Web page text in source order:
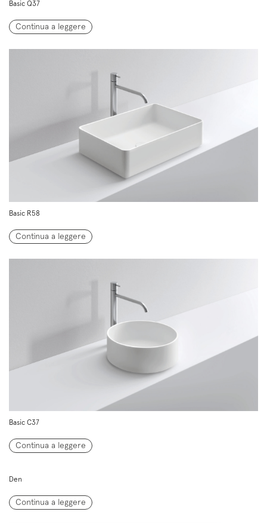
Basic Q37
Continua a leggere
Basic R58
Continua a leggere
Basic C37
Continua a leggere
Den
Continua a leggere